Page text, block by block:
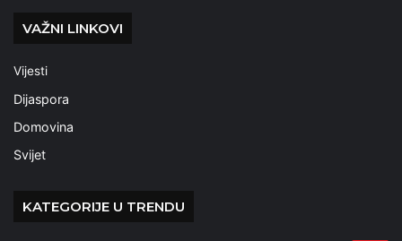
VAŽNI LINKOVI
Vijesti
Dijaspora
Domovina
Svijet
KATEGORIJE U TRENDU